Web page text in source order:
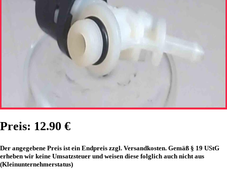
Preis: 12.90 €
Der angegebene Preis ist ein Endpreis zzgl. Versandkosten. Gemäß § 19 UStG
erheben wir keine Umsatzsteuer und weisen diese folglich auch nicht aus
(Kleinunternehmerstatus)